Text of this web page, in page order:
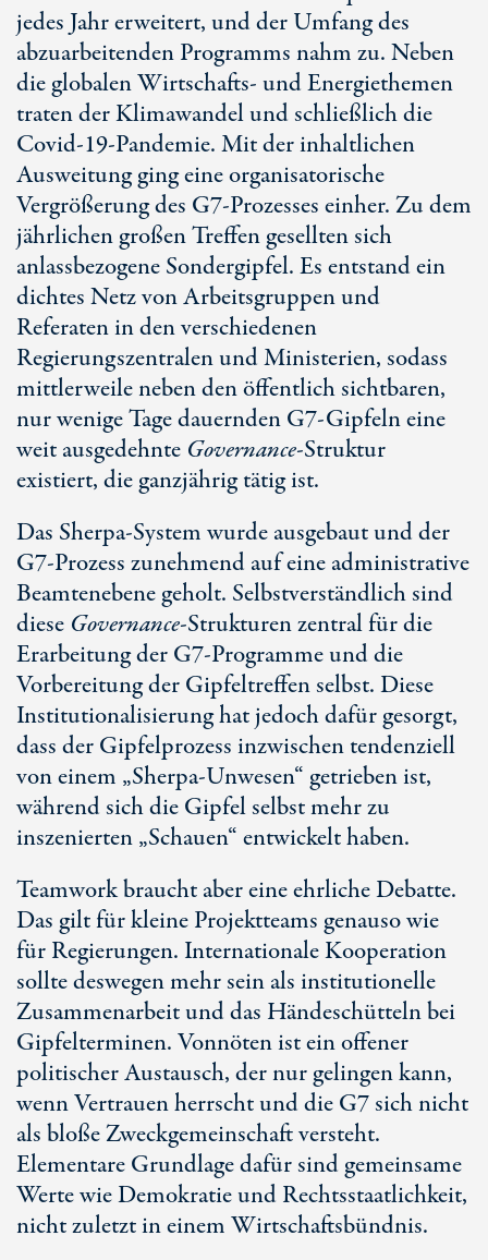
jedes Jahr erweitert, und der Umfang des
abzuarbeitenden Programms nahm zu. Neben
die globalen Wirtschafts- und Energiethemen
traten der Klimawandel und schließlich die
Covid-19-Pandemie. Mit der inhaltlichen
Ausweitung ging eine organisatorische
Vergrößerung des G7-Prozesses einher. Zu dem
jährlichen großen Treffen gesellten sich
anlassbezogene Sondergipfel. Es entstand ein
dichtes Netz von Arbeitsgruppen und
Referaten in den verschiedenen
Regierungszentralen und Ministerien, sodass
mittlerweile neben den öffentlich sichtbaren,
nur wenige Tage dauerndenG7-Gipfeln eine
weit ausgedehnte Governance-Struktur
existiert, die ganzjährig tätig ist.
Das Sherpa-System wurde ausgebaut und der
G7-Prozess zunehmend auf eine administrative
Beamtenebene geholt. Selbstverständlich sind
diese Governance-Strukturen zentral für die
Erarbeitung derG7-Programme und die
Vorbereitung der Gipfeltreffen selbst. Diese
Institutionalisierung hat jedoch dafür gesorgt,
dass der Gipfelprozess inzwischen tendenziell
von einem „Sherpa-Unwesen“ getrieben ist,
während sich die Gipfel selbst mehr zu
inszenierten „Schauen“ entwickelt haben.
Teamwork braucht aber eine ehrliche Debatte.
Das gilt für kleine Projektteams genauso wie
für Regierungen. Internationale Kooperation
sollte deswegen mehr sein als institutionelle
Zusammenarbeit und das Händeschütteln bei
Gipfelterminen. Vonnöten ist ein offener
politischer Austausch, der nur gelingen kann,
wenn Vertrauen herrscht und die G7 sich nicht
als bloße Zweckgemeinschaft versteht.
Elementare Grundlage dafür sind gemeinsame
Werte wie Demokratie und Rechtsstaatlichkeit,
nicht zuletzt in einem Wirtschaftsbündnis.